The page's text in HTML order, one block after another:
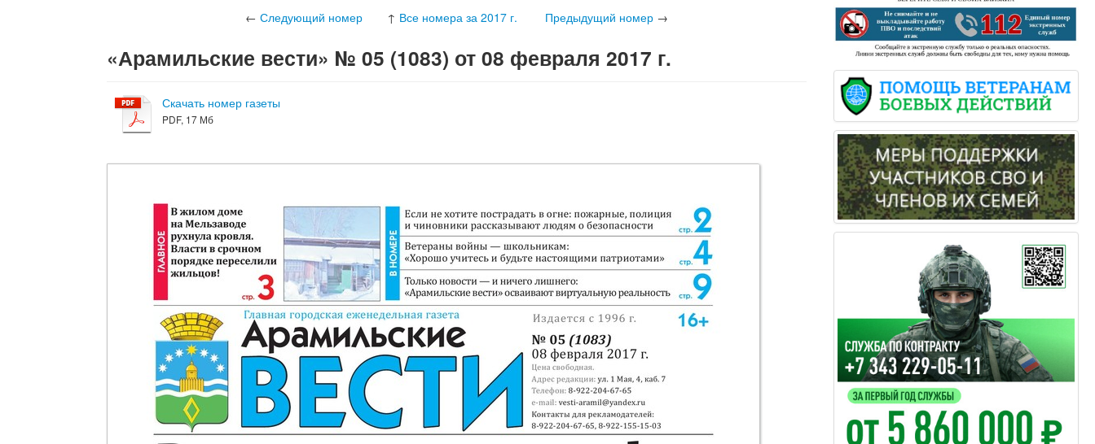
←Следующий номер ↑ Все номера за 2017 г. Предыдущий номер →
«Арамильские вести» № 05 (1083) от 08 февраля 2017 г.
Скачать номер газеты
PDF, 17 Мб